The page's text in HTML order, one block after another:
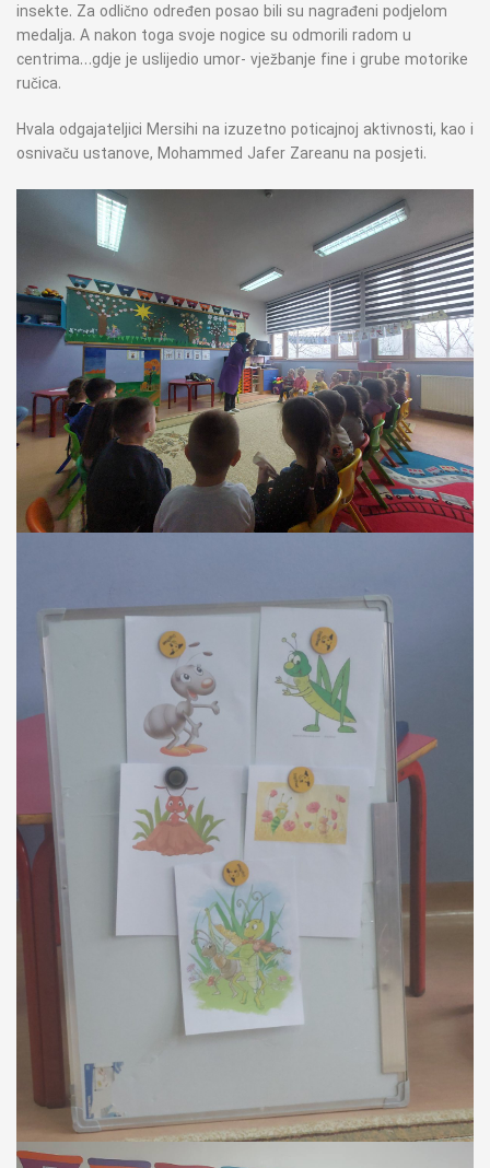
insekte. Za odlično određen posao bili su nagrađeni podjelom
medalja. A nakon toga svoje nogice su odmorili radom u
centrima…gdje je uslijedio umor- vježbanje fine i grube motorike
ručica.
Hvala odgajateljici Mersihi na izuzetno poticajnoj aktivnosti, kao i
osnivaču ustanove, Mohammed Jafer Zareanu na posjeti.